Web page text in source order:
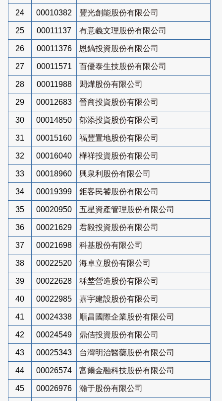
24 00010382 豐光創能股份有限公司
25 00011137 有意義文理股份有限公司
26 00011376 恩鎬投資股份有限公司
27 00011571 百優泰生技股份有限公司
28 00011988 閎燁股份有限公司
29 00012683 晉商投資股份有限公司
30 00014850 郁添投資股份有限公司
31 00015160 福豐置地股份有限公司
32 00016040 樺祥投資股份有限公司
33 00018960 興泉利股份有限公司
34 00019399 鉅客民饕股份有限公司
35 00020950 五星資產管理股份有限公司
36 00021629 君毅投資股份有限公司
37 00021698 科基股份有限公司
38 00022520 海卓立股份有限公司
39 00022628 秝埜營造股份有限公司
40 00022985 嘉宇建設股份有限公司
41 00024338 順昌國際企業股份有限公司
42 00024549 鼎佶投資股份有限公司
43 00025343 台灣明治醫藥股份有限公司
44 00026574 富爾金融科技股份有限公司
45 00026976 瀚于股份有限公司